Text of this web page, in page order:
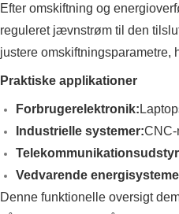
Efter omskiftning og
reguleret jævnstrøm til den
justere omskiftningsparametre,
Praktiske applikationer
Forbrugerelektronik:
Industrielle systemer:CNC-
Vedvarende
Denne funktionelle oversigt